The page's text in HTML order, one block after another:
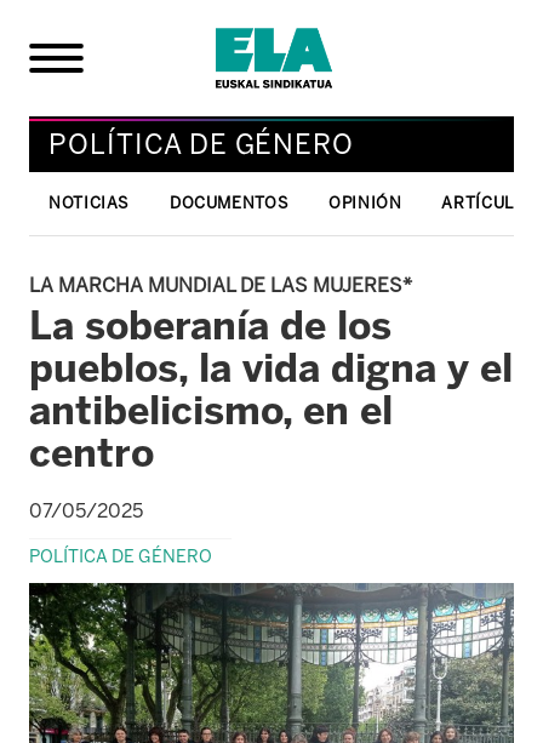
POLÍTICA DE GÉNERO
NOTICIAS DOCUMENTOS OPINIÓN
LA MARCHA MUNDIAL DE LAS MUJERES*
La soberanía de los
pueblos, la vida digna y el
antibelicismo, en el
centro
07/05/2025
POLÍTICA DE GÉNERO